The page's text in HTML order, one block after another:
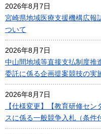
2026年8月7日
宮崎県地域医療支援機構広報
ついて
2026年8月7日
中山間地域等直接支払制度推
委託に係る企画提案競技の実
2026年8月7日
【仕様変更】【教育研修セ
スに係る一般競争入札（条件